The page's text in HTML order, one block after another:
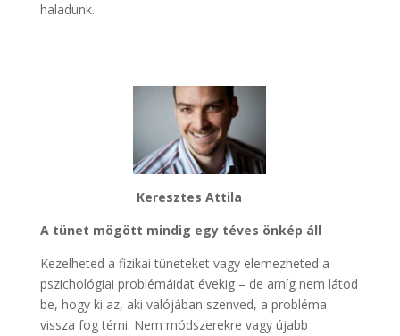
haladunk.
Keresztes Attila
A tünet mögött mindig egy téves önkép áll
Kezelheted a fizikai tüneteket vagy elemezheted a
pszichológiai problémáidat évekig – de amíg nem látod
be, hogy ki az, aki valójában szenved, a probléma
vissza fog térni. Nem módszerekre vagy újabb